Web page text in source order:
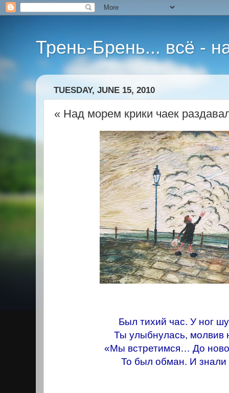
Трень-Брень... всё -
TUESDAY, JUNE 15, 2010
« Над морем крики чаек
Был тихий час. У ног
Ты улыбнулась, молвив
«Мы встретимся… До
То был обман. И